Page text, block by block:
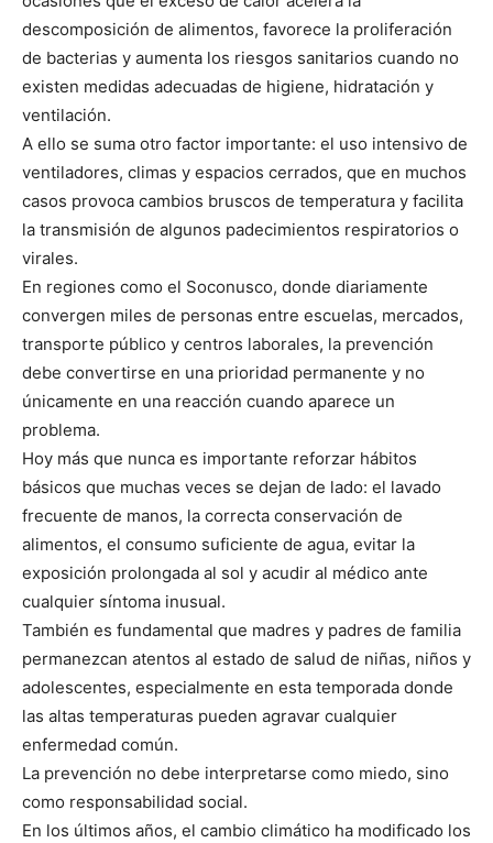
descomposición de alimentos, favorece la proliferación
de bacterias y aumenta los riesgos sanitarios cuando no
existen medidas adecuadas de higiene, hidratación y
ventilación.
A ello se suma otro factor importante: el uso intensivo de
ventiladores, climas y espacios cerrados, que en muchos
casos provoca cambios bruscos de temperatura y facilita
la transmisión de algunos padecimientos respiratorios o
virales.
En regiones como el Soconusco, donde diariamente
convergen miles de personas entre escuelas, mercados,
transporte público y centros laborales, la prevención
debe convertirse en una prioridad permanente y no
únicamente en una reacción cuando aparece un
problema.
Hoy más que nunca es importante reforzar hábitos
básicos que muchas veces se dejan de lado: el lavado
frecuente de manos, la correcta conservación de
alimentos, el consumo suficiente de agua, evitar la
exposición prolongada al sol y acudir al médico ante
cualquier síntoma inusual.
También es fundamental que madres y padres de familia
permanezcan atentos al estado de salud de niñas, niños y
adolescentes, especialmente en esta temporada donde
las altas temperaturas pueden agravar cualquier
enfermedad común.
La prevención no debe interpretarse como miedo, sino
como responsabilidad social.
En los últimos años, el cambio climático ha modificado los